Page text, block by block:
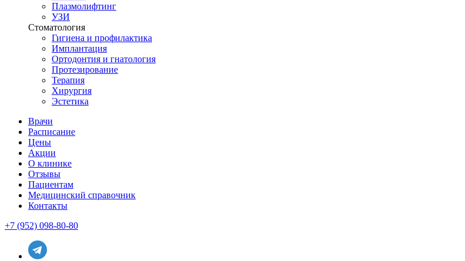
Плазмолифтинг
УЗИ
Стоматология
Гигиена и профилактика
Имплантация
Ортодонтия и гнатология
Протезирование
Терапия
Хирургия
Эстетика
Врачи
Расписание
Цены
Акции
О клинике
Отзывы
Пациентам
Медицинский справочник
Контакты
+7 (952) 098-80-80